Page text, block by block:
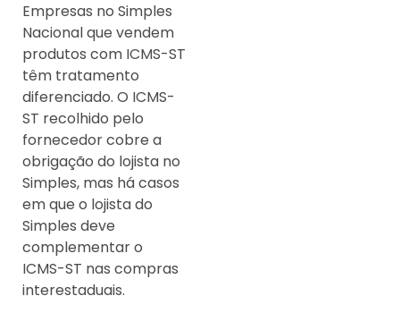
Empresas no Simples
Nacional que vendem
produtos com ICMS-ST
têm tratamento
diferenciado. O ICMS-
ST recolhido pelo
fornecedor cobre a
obrigação do lojista no
Simples, mas há casos
em que o lojista do
Simples deve
complementar o
ICMS-ST nas compras
interestaduais.